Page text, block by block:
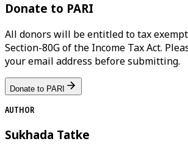
Donate to PARI
All donors will be entitled to tax
Section-80G of the Income Tax Act.
your email address before submitting.
Donate to PARI
AUTHOR
Sukhada Tatke